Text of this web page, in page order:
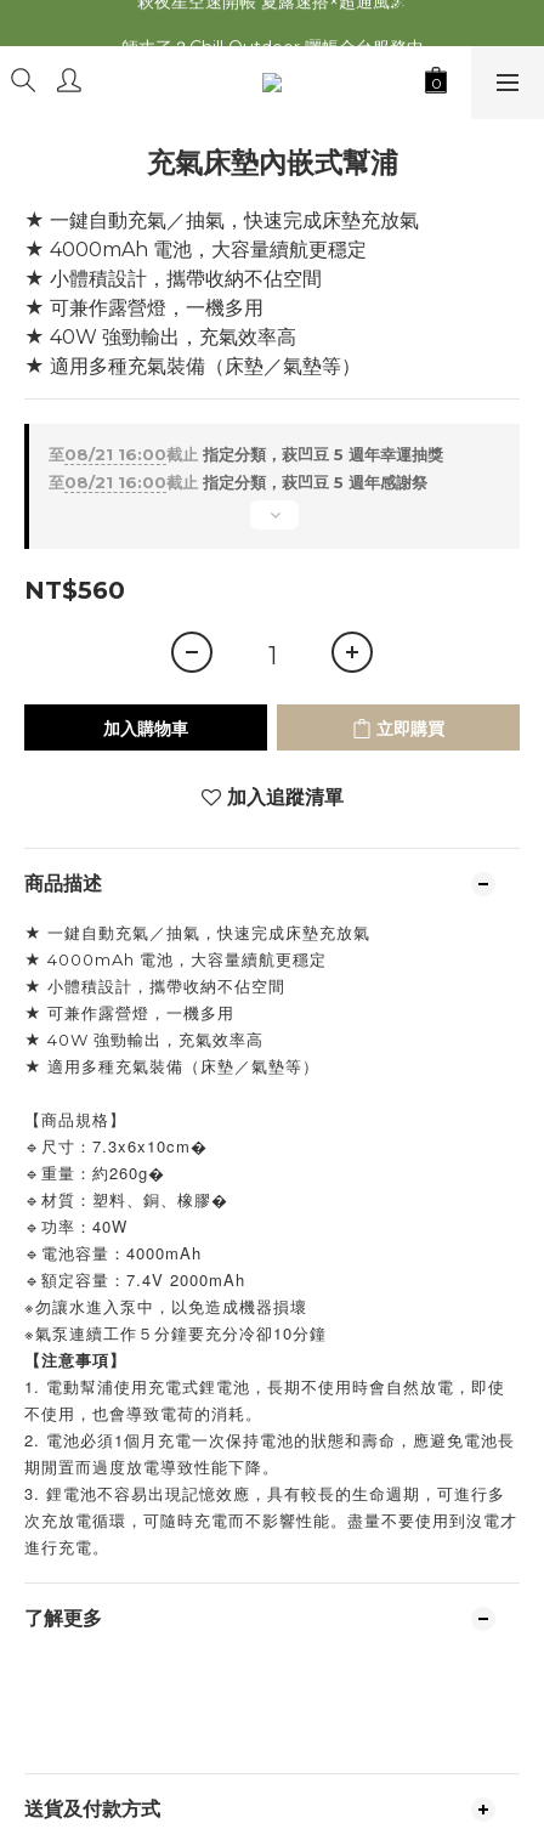
師丈了？Chill Outdoor 曬帳全台服務中
萩遊之魂 2025聯名五單位折疊桌轟動發表⚡️
充氣床墊內嵌式幫浦
★ 一鍵自動充氣／抽氣，快速完成床墊充放氣
★ 4000mAh 電池，大容量續航更穩定
★ 小體積設計，攜帶收納不佔空間
★ 可兼作露營燈，一機多用
★ 40W 強勁輸出，充氣效率高
★ 適用多種充氣裝備（床墊／氣墊等）
至08/21 16:00截止 指定分類，萩凹豆 5 週年幸運抽獎
至08/21 16:00截止 指定分類，萩凹豆 5 週年感謝祭
NT$560
加入購物車 立即購買
加入追蹤清單
商品描述
★ 一鍵自動充氣／抽氣，快速完成床墊充放氣
★ 4000mAh 電池，大容量續航更穩定
★ 小體積設計，攜帶收納不佔空間
★ 可兼作露營燈，一機多用
★ 40W 強勁輸出，充氣效率高
★ 適用多種充氣裝備（床墊／氣墊等）
【商品規格】
🔹尺寸：7.3x6x10cm�
🔹重量：約260g�
🔹材質：塑料、銅、橡膠�
🔹功率：40W
🔹電池容量：4000mAh
🔹額定容量：7.4V 2000mAh
※勿讓水進入泵中，以免造成機器損壞
※氣泵連續工作５分鐘要充分冷卻10分鐘
【注意事項】
1. 電動幫浦使用充電式鋰電池，長期不使用時會自然放電，即使
不使用，也會導致電荷的消耗。
2. 電池必須1個月充電一次保持電池的狀態和壽命，應避免電池長
期閒置而過度放電導致性能下降。
3. 鋰電池不容易出現記憶效應，具有較長的生命週期，可進行多
次充放電循環，可隨時充電而不影響性能。盡量不要使用到沒電才
進行充電。
了解更多
送貨及付款方式